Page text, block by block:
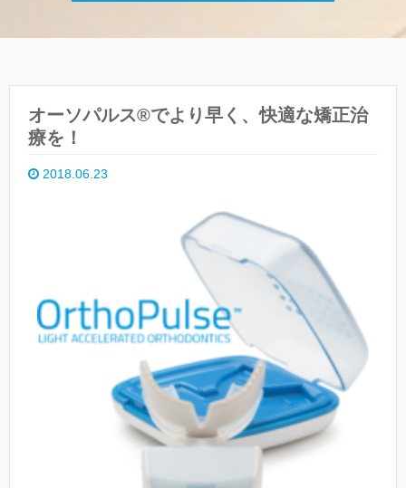
オーソパルス®でより早く、快適な矯正治
療を！
2018.06.23